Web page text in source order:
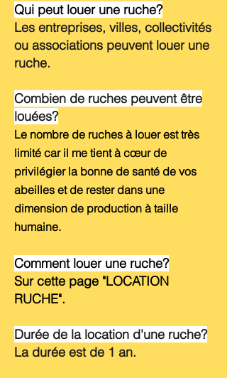
Qui peut louer une ruche?
Les entreprises, villes, collectivités
ou associations peuvent louer une
ruche.
Combien de ruches peuvent être
louées?
Le nombre de ruches à louer est très
limité car il me tient à cœur de
privilégier la bonne de santé de vos
abeilles et de rester dans une
dimension de production à taille
humaine.
Comment louer une ruche?
Sur cette page "LOCATION
RUCHE".
Durée de la location d'une ruche?
La durée est de 1 an.